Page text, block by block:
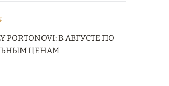
PORTONOVI: В АВГУСТЕ ПО
ЦЕНАМ